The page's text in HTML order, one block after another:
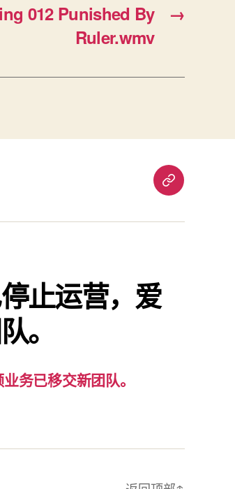
→
012 Punished By
Ruler.wmv
重
通
务
止运营，爱
。
务已移交新团队。